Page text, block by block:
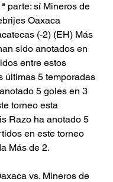
parte: sí Mineros de
Oaxaca
(-2) (EH) Más
sido anotados en
entre estos
últimas 5 temporadas
5 goles en 3
torneo esta
Razo ha anotado 5
en este torneo
Más de 2.
vs. Mineros de